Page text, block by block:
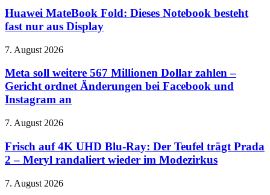
seinen
Rächer
Amerika
Fold:
Dieses
Notebook
fast
aus
Display
Huawei MateBook Fold: Dieses Notebook besteht
fast nur aus Display
Meta
weitere
567
Millionen
Dollar
–
ordnet
Änderungen
Facebook
7. August 2026
Meta soll weitere 567 Millionen Dollar zahlen –
Gericht ordnet Änderungen bei Facebook und
Instagram an
Frisch
4K
UHD
Blu-
Der
7. August 2026
Frisch auf 4K UHD Blu-Ray: Der Teufel trägt Prada
2 – Meryl randaliert wieder im Modezirkus
Squid
7. August 2026